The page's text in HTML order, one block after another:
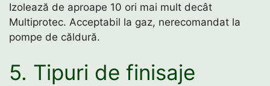
Izolează de aproape 10 ori mai mult decât
Multiprotec. Acceptabil la gaz, nerecomandat la
pompe de căldură.
5. Tipuri de finisaje